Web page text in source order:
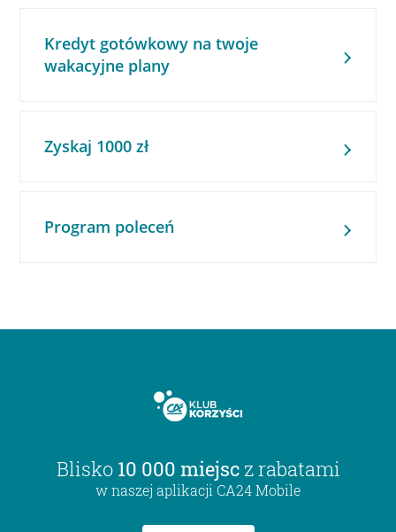
Kredyt gotówkowy na twoje
wakacyjne plany
Zyskaj 1000 zł
Program poleceń
Blisko 10 000 miejsc z rabatami
w naszej aplikacji CA24 Mobile